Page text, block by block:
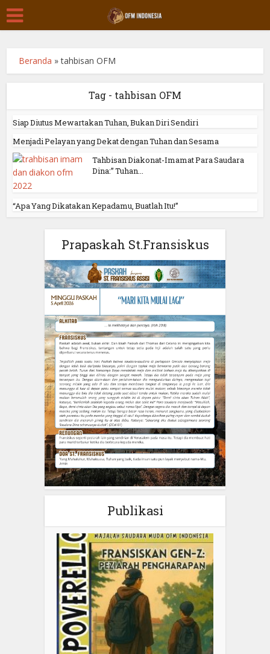
Beranda »tahbisan OFM
Tag - tahbisan OFM
Siap Diutus Mewartakan Tuhan, Bukan Diri Sendiri
Menjadi Pelayan yang Dekat dengan Tuhan dan Sesama
Tahbisan Diakonat-Imamat Para Saudara
Dina:” Tuhan...
“Apa Yang Dikatakan Kepadamu, Buatlah Itu!”
Prapaskah St.Fransiskus
Publikasi